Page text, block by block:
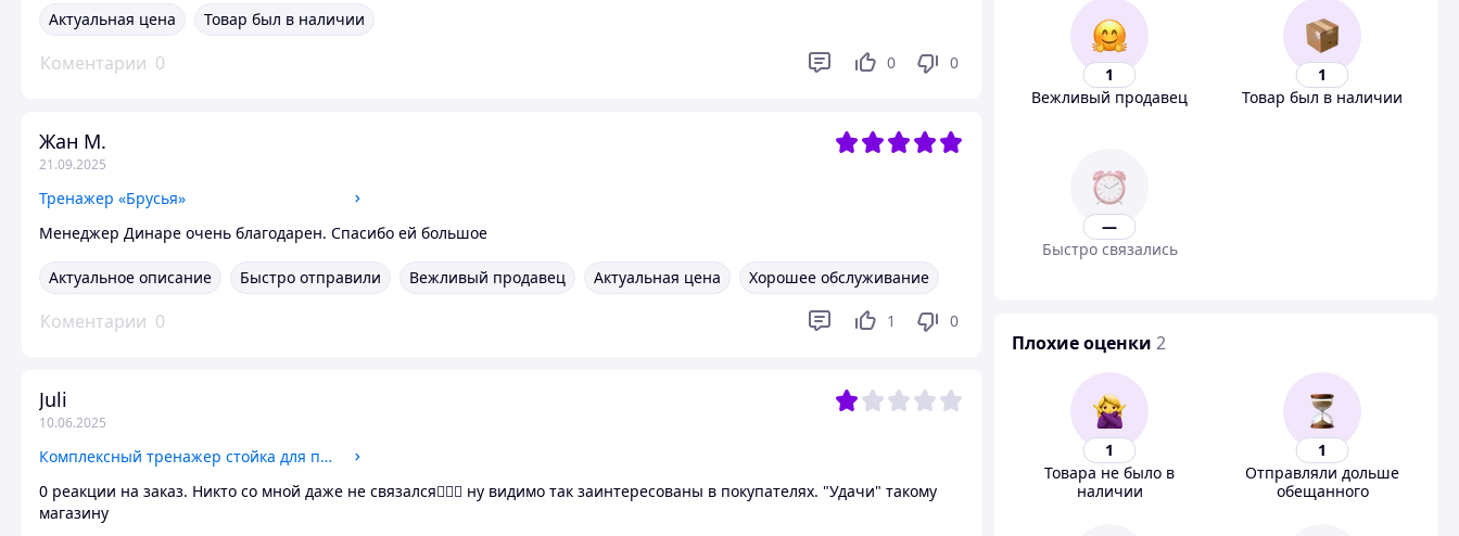
Актуальная цена Товар был в наличии
Коментарии 0 0 0
Жан М.
21.09.2025
Тренажер «Брусья»
Менеджер Динаре очень благодарен. Спасибо ей большое
Актуальное описание Быстро отправили Вежливый продавец Актуальная цена Хорошее обслуживание
Коментарии 0 1 0
Juli
10.06.2025
Комплексный тренажер стойка для приседаний и машина смитта
0 реакции на заказ. Никто со мной даже не связался🤷🏻‍♀️ ну видимо так заинтересованы в покупателях. "Удачи" такому
магазину
1
Вежливый продавец
1
Товар был в наличии
—
Быстро связались
Плохие оценки 2
1
Товара не было в
наличии
1
Отправляли дольше
обещанного